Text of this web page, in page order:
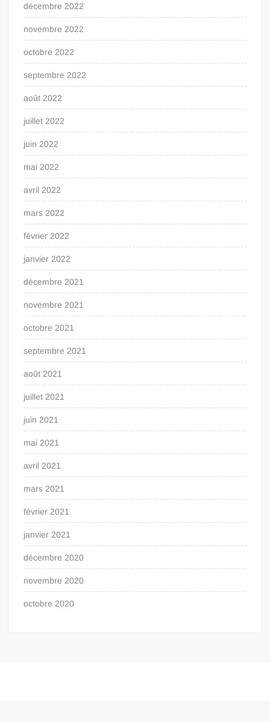
décembre 2022
novembre 2022
octobre 2022
septembre 2022
août 2022
juillet 2022
juin 2022
mai 2022
avril 2022
mars 2022
février 2022
janvier 2022
décembre 2021
novembre 2021
octobre 2021
septembre 2021
août 2021
juillet 2021
juin 2021
mai 2021
avril 2021
mars 2021
février 2021
janvier 2021
décembre 2020
novembre 2020
octobre 2020